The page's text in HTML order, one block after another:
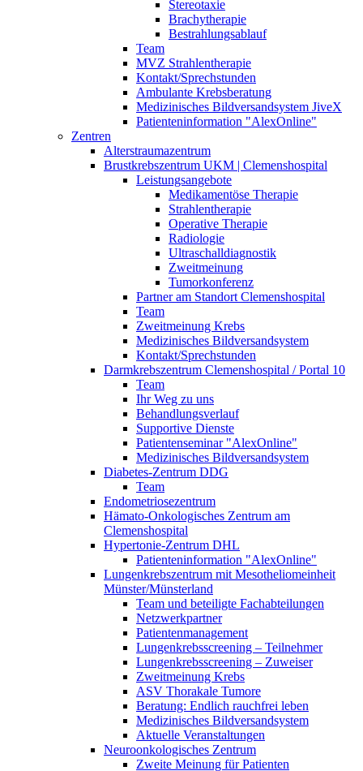
Stereotaxie
Brachytherapie
Bestrahlungsablauf
Team
MVZ Strahlentherapie
Kontakt/Sprechstunden
Ambulante Krebsberatung
Medizinisches Bildversandsystem JiveX
Patienteninformation "AlexOnline"
Zentren
Alterstraumazentrum
Brustkrebszentrum UKM | Clemenshospital
Leistungsangebote
Medikamentöse Therapie
Strahlentherapie
Operative Therapie
Radiologie
Ultraschalldiagnostik
Zweitmeinung
Tumorkonferenz
Partner am Standort Clemenshospital
Team
Zweitmeinung Krebs
Medizinisches Bildversandsystem
Kontakt/Sprechstunden
Darmkrebszentrum Clemenshospital / Portal 10
Team
Ihr Weg zu uns
Behandlungsverlauf
Supportive Dienste
Patientenseminar "AlexOnline"
Medizinisches Bildversandsystem
Diabetes-Zentrum DDG
Team
Endometriosezentrum
Hämato-Onkologisches Zentrum am
Clemenshospital
Hypertonie-Zentrum DHL
Patienteninformation "AlexOnline"
Lungenkrebszentrum mit Mesotheliomeinheit
Münster/Münsterland
Team und beteiligte Fachabteilungen
Netzwerkpartner
Patientenmanagement
Lungenkrebsscreening – Teilnehmer
Lungenkrebsscreening – Zuweiser
Zweitmeinung Krebs
ASV Thorakale Tumore
Beratung: Endlich rauchfrei leben
Medizinisches Bildversandsystem
Aktuelle Veranstaltungen
Neuroonkologisches Zentrum
Zweite Meinung für Patienten